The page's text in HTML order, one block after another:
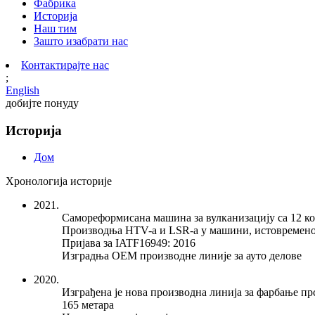
Фабрика
Историја
Наш тим
Зашто изабрати нас
Контактирајте нас
;
English
добијте понуду
Историја
Дом
Хронологија историје
2021.
Самореформисана машина за вулканизацију са 12
Производња HTV-а и LSR-а у машини,
Пријава за IATF16949: 2016
Изградња ОЕМ производне линије за ауто делове
2020.
Изграђена је нова производна линија за фарбање
165 метара